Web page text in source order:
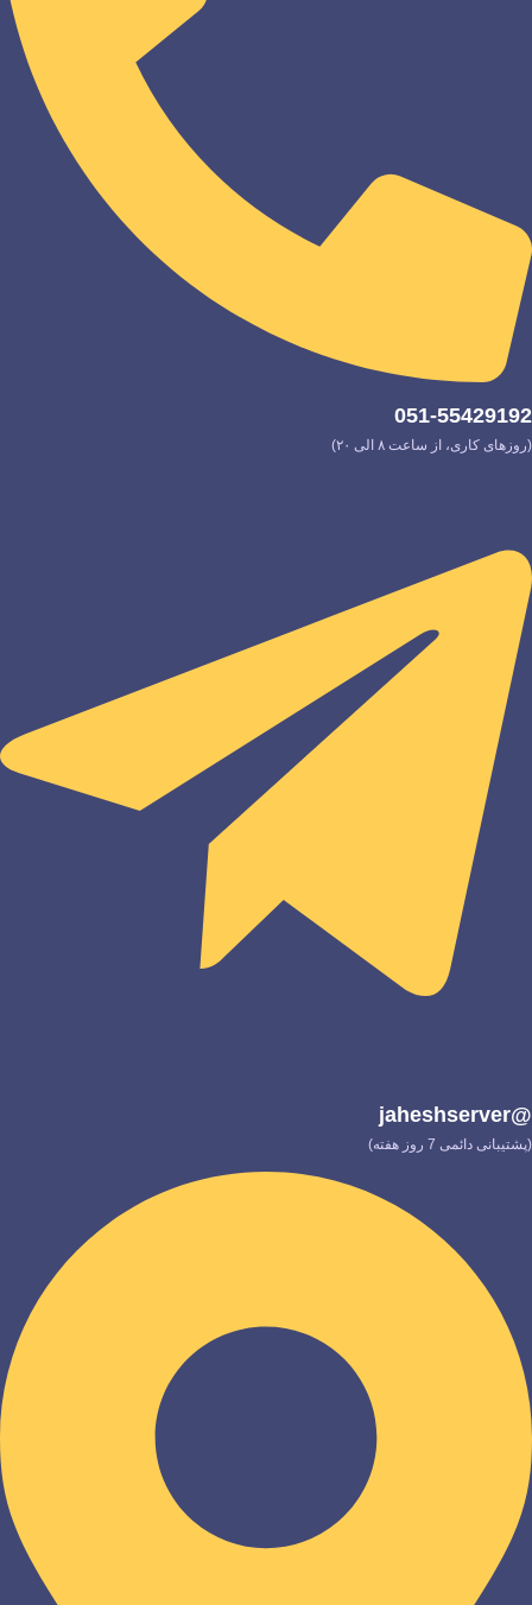
051-55429192
(روزهای کاری، از ساعت ۸ الی ۲۰)
@jaheshserver
(پشتیبانی دائمی 7 روز هفته)